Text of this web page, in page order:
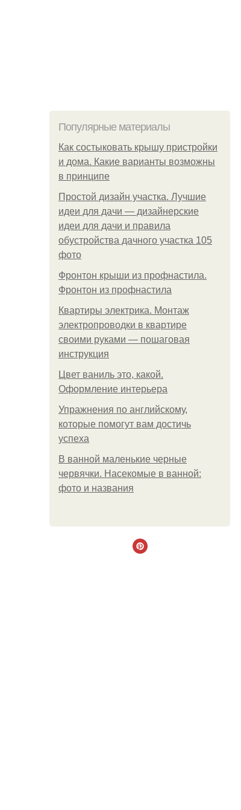
Популярные материалы
Как состыковать крышу пристройки
и дома. Какие варианты возможны
в принципе
Простой дизайн участка. Лучшие
идеи для дачи — дизайнерские
идеи для дачи и правила
обустройства дачного участка 105
фото
Фронтон крыши из профнастила.
Фронтон из профнастила
Квартиры электрика. Монтаж
электропроводки в квартире
своими руками — пошаговая
инструкция
Цвет ваниль это, какой.
Оформление интерьера
Упражнения по английскому,
которые помогут вам достичь
успеха
В ванной маленькие черные
червячки. Насекомые в ванной:
фото и названия